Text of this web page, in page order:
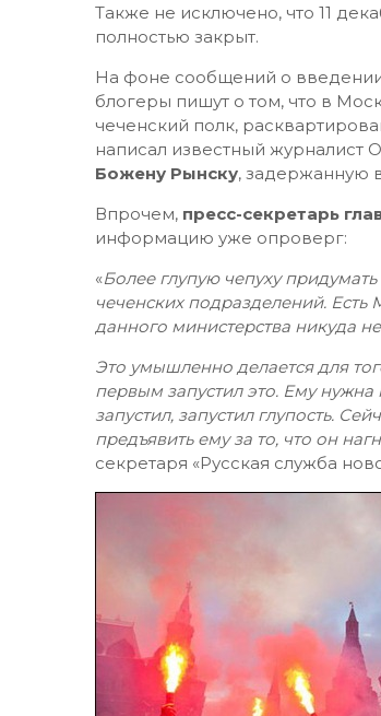
Также не исключено, что 11
полностью закрыт.
На фоне сообщений о
блогеры пишут о том, что в
чеченский полк,
написал известный журналист
Божену Рынску, задержанную
Впрочем, пресс-секретарь
информацию уже опроверг:
«Более глупую чепуху
чеченских подразделений.
данного министерства никуда
Это умышленно делается для
первым запустил это. Ему нужна
запустил, запустил глупость.
предъявить ему за то, что он
секретаря «Русская служба